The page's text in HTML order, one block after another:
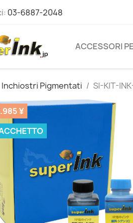
03-6887-2048
ACCESSORI
Inchiostri Pigmentati SI-KIT-
¥